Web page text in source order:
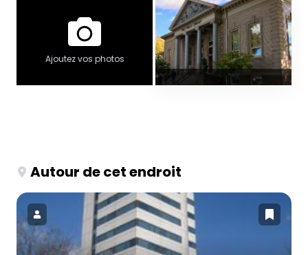
Ajoutez vos photos
Autour de cet endroit